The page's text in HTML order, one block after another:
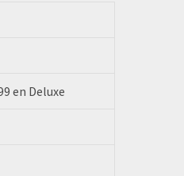
en Deluxe